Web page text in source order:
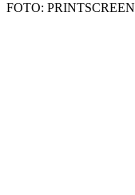
FOTO: PRINTSCREEN